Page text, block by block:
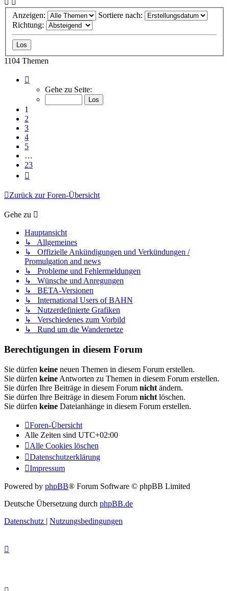
Anzeigen:
Sortiere nach:
Richtung:
1104 Themen
von
Gehe zu Seite:
1
2
3
4
5
…
23
Zurück zur Foren-Übersicht
Gehe zu
Hauptansicht
↳ Allgemeines
↳ Offizielle Ankündigungen und Verkündungen /
Promulgation and news
↳ Probleme und Fehlermeldungen
↳ Wünsche und Anregungen
↳ BETA-Versionen
↳ International Users of BAHN
↳ Nutzerdefinierte Grafiken
↳ Verschiedenes zum Vorbild
↳ Rund um die Wandernetze
Berechtigungen in diesem Forum
Sie dürfen keine neuen Themen in diesem Forum erstellen.
Sie dürfen keine Antworten zu Themen in diesem Forum erstellen.
Sie dürfen Ihre Beiträge in diesem Forum nicht ändern.
Sie dürfen Ihre Beiträge in diesem Forum nicht löschen.
Sie dürfen keine Dateianhänge in diesem Forum erstellen.
Foren-Übersicht
Alle Zeiten sind UTC+02:00
Alle Cookies löschen
Datenschutzerklärung
Impressum
Powered by phpBB® Forum Software © phpBB Limited
Deutsche Übersetzung durch phpBB.de
Datenschutz | Nutzungsbedingungen